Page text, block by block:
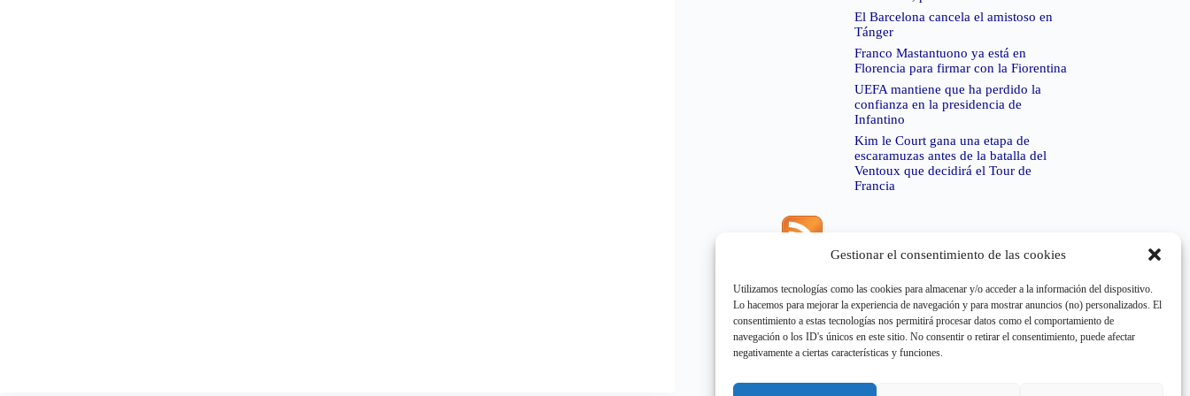
Gestionar el consentimiento de las cookies
Utilizamos tecnologías como las cookies para almacenar y/o acceder a la información del dispositivo.
Lo hacemos para mejorar la experiencia de navegación y para mostrar anuncios (no) personalizados. El
consentimiento a estas tecnologías nos permitirá procesar datos como el comportamiento de
navegación o los ID's únicos en este sitio. No consentir o retirar el consentimiento, puede afectar
negativamente a ciertas características y funciones.
El Barcelona cancela el amistoso en
Tánger
Franco Mastantuono ya está en
Florencia para firmar con la Fiorentina
UEFA mantiene que ha perdido la
confianza en la presidencia de
Infantino
Kim le Court gana una etapa de
escaramuzas antes de la batalla del
Ventoux que decidirá el Tour de
Francia
Error de RSS:Retrieved unsupported status code
"404"